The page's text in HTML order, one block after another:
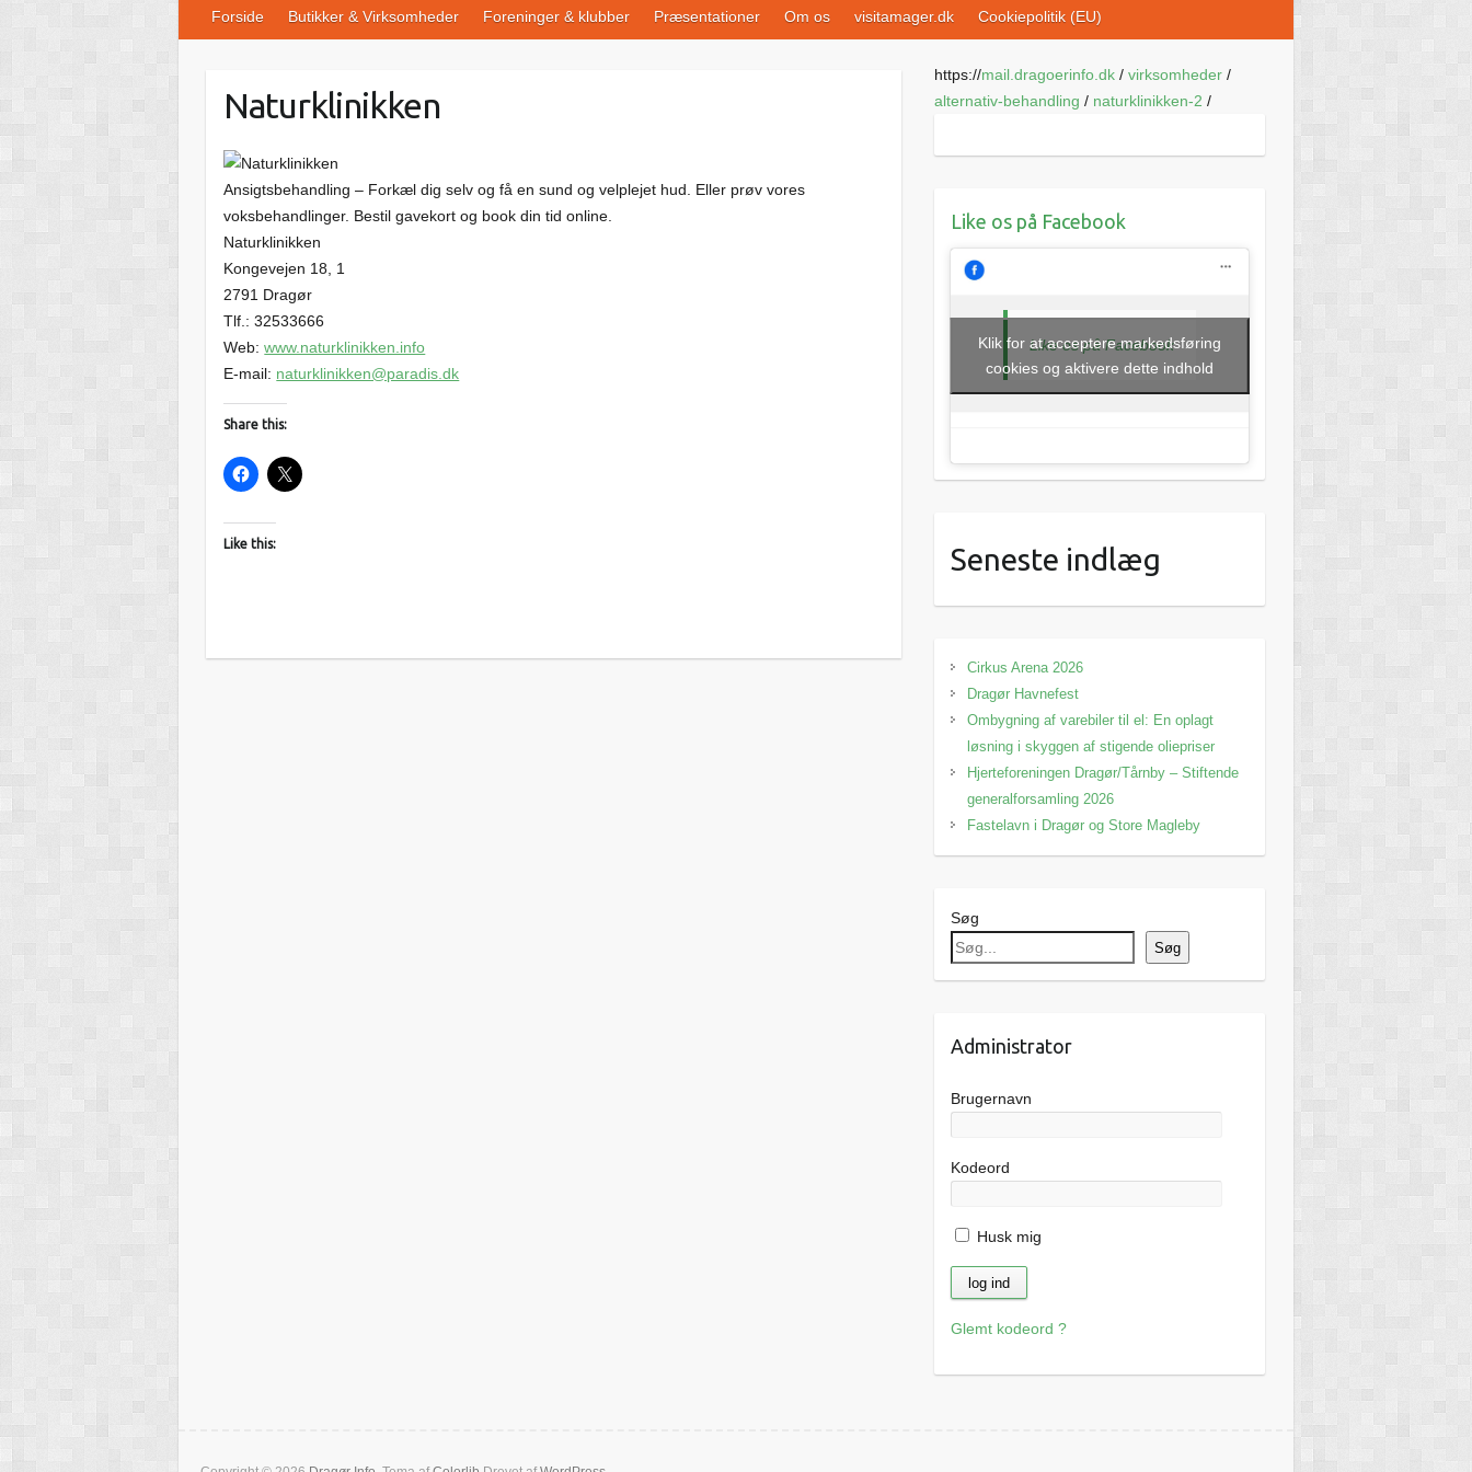
Forside Butikker & Virksomheder Foreninger & klubber Præsentationer Om os visitamager.dk Cookiepolitik (EU)
Naturklinikken
Ansigtsbehandling – Forkæl dig selv og få en sund og velplejet hud. Eller prøv vores
voksbehandlinger. Bestil gavekort og book din tid online.
Naturklinikken
Kongevejen 18, 1
2791 Dragør
Tlf.: 32533666
Web:www.naturklinikken.info
E-mail: naturklinikken@paradis.dk
Share this:
Like this:
https://mail.dragoerinfo.dk/ virksomheder/
alternativ-behandling / naturklinikken-2 /
Like os på Facebook
Like os på Facebook
Klik for at acceptere markedsføring
cookies og aktivere dette indhold
Seneste indlæg
Cirkus Arena 2026
Dragør Havnefest
Ombygning af varebiler til el: En oplagt
løsning i skyggen af stigende oliepriser
Hjerteforeningen Dragør/Tårnby – Stiftende
generalforsamling 2026
Fastelavn i Dragør og Store Magleby
Søg
Søg
Administrator
Brugernavn
Kodeord
Husk mig
Glemt kodeord ?